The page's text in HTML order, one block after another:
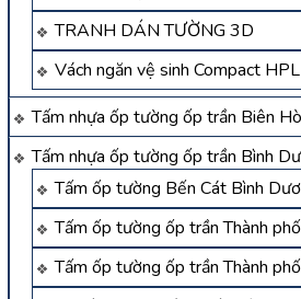
TRANH DÁN TƯỜNG 3D
Vách ngăn vệ sinh Compact HPL
Tấm nhựa ốp tường ốp trần Biên
Tấm nhựa ốp tường ốp trần Bình
Tấm ốp tường Bến Cát Bình
Tấm ốp tường ốp trần Thành
Tấm ốp tường ốp trần Thành